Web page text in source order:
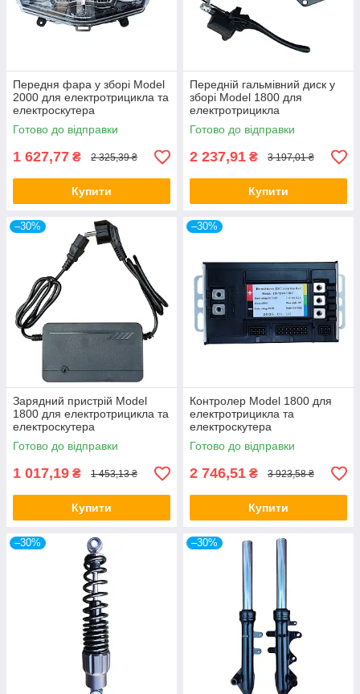
Передня фара у зборі Model
2000 для електротрицикла та
електроскутера
Готово до відправки
1 627,77 ₴ 2 325,39 ₴
Купити
Передній гальмівний диск у
зборі Model 1800 для
електротрицикла
Готово до відправки
2 237,91 ₴ 3 197,01 ₴
Купити
–30%
Зарядний пристрій Model
1800 для електротрицикла та
електроскутера
Готово до відправки
1 017,19 ₴ 1 453,13 ₴
Купити
–30%
Контролер Model 1800 для
електротрицикла та
електроскутера
Готово до відправки
2 746,51 ₴ 3 923,58 ₴
Купити
–30% –30%